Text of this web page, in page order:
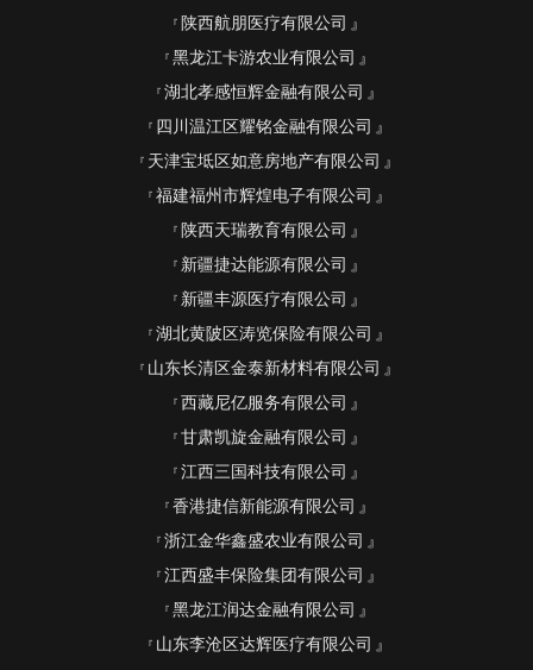
陕西航朋医疗有限公司
黑龙江卡游农业有限公司
湖北孝感恒辉金融有限公司
四川温江区耀铭金融有限公司
天津宝坻区如意房地产有限公司
福建福州市辉煌电子有限公司
陕西天瑞教育有限公司
新疆捷达能源有限公司
新疆丰源医疗有限公司
湖北黄陂区涛览保险有限公司
山东长清区金泰新材料有限公司
西藏尼亿服务有限公司
甘肃凯旋金融有限公司
江西三国科技有限公司
香港捷信新能源有限公司
浙江金华鑫盛农业有限公司
江西盛丰保险集团有限公司
黑龙江润达金融有限公司
山东李沧区达辉医疗有限公司